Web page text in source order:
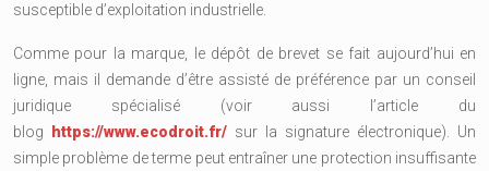
susceptible d’exploitation industrielle.
Comme pour la marque, le dépôt de brevet se fait aujourd’hui en
ligne, mais il demande d’être assisté de préférence par un conseil
juridique spécialisé (voir aussi l’article du
blog
https://www.ecodroit.fr/ sur la signature électronique). Un
simple problème de terme peut entraîner une protection insuffisante